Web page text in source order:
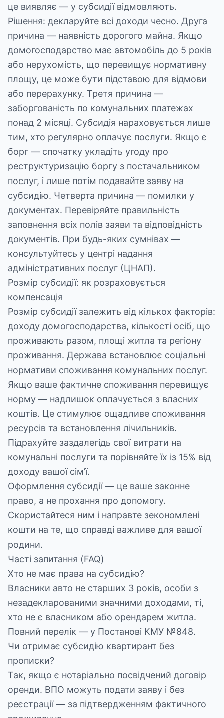
це виявляє — у субсидії відмовляють.
Рішення: декларуйте всі доходи чесно. Друга
причина — наявність дорогого майна. Якщо
домогосподарство має автомобіль до 5 років
або нерухомість, що перевищує нормативну
площу, це може бути підставою для відмови
або перерахунку. Третя причина —
заборгованість по комунальних платежах
понад 2 місяці. Субсидія нараховується лише
тим, хто регулярно оплачує послуги. Якщо є
борг — спочатку укладіть угоду про
реструктуризацію боргу з постачальником
послуг, і лише потім подавайте заяву на
субсидію. Четверта причина — помилки у
документах. Перевіряйте правильність
заповнення всіх полів заяви та відповідність
документів. При будь-яких сумнівах —
консультуйтесь у центрі надання
адміністративних послуг (ЦНАП).
Розмір субсидії: як розраховується
компенсація
Розмір субсидії залежить від кількох факторів:
доходу домогосподарства, кількості осіб, що
проживають разом, площі житла та регіону
проживання. Держава встановлює соціальні
нормативи споживання комунальних послуг.
Якщо ваше фактичне споживання перевищує
норму — надлишок оплачується з власних
коштів. Це стимулює ощадливе споживання
ресурсів та встановлення лічильників.
Підрахуйте заздалегідь свої витрати на
комунальні послуги та порівняйте їх із 15% від
доходу вашої сім’ї.
Оформлення субсидії — це ваше законне
право, а не прохання про допомогу.
Скористайтеся ним і направте зекономлені
кошти на те, що справді важливе для вашої
родини.
Часті запитання (FAQ)
Хто не має права на субсидію?
Власники авто не старших 3 років, особи з
незадекларованими значними доходами, ті,
хто не є власником або орендарем житла.
Повний перелік — у Постанові КМУ №848.
Чи отримає субсидію квартирант без
прописки?
Так, якщо є нотаріально посвідчений договір
оренди. ВПО можуть подати заяву і без
реєстрації — за підтвердженням фактичного